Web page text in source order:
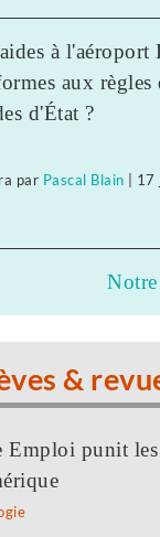
à
aux
d'État ?
par Pascal Blain 17
&
Emploi punit